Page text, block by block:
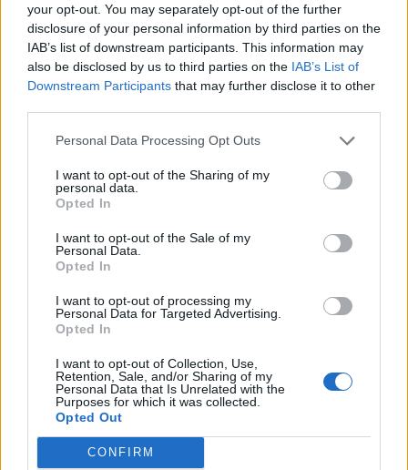
your opt-out. You may separately opt-out of the further
disclosure of your personal information by third parties on the
IAB’s list of downstream participants. This information may
also be disclosed by us to third parties on the IAB’s List of
Downstream Participants that may further disclose it to other
Personal Data Processing Opt Outs
I want to opt-out of the Sharing of my
personal data.
Opted In
I want to opt-out of the Sale of my
Personal Data.
Opted In
I want to opt-out of processing my
Personal Data for Targeted Advertising.
Opted In
I want to opt-out of Collection, Use,
Retention, Sale, and/or Sharing of my
Personal Data that Is Unrelated with the
Purposes for which it was collected.
Opted Out
CONFIRM
«Μια συνεργασία με βαθύ συμβολισμό λόγω του
Πετράκη, που ενώνει το παρελθόν με το μέλλον,
βασισμένη στην πίστη, την ιστορική μνήμη και τον
πολιτισμό.», ανέφερε χαρακτηριστικά ο κος
Κούλης. Κλείνοντας συνεχάρη τον Πρόεδρο, το
Αδελφότητας για το πολυσχιδές και ουσιαστικό
τους έργο, διαβεβαιώνοντας ότι η Δημοτική Αρχή
θα στέκεται σταθερά αρωγός σε κάθε πρωτοβουλία
που αναδεικνύει τον τόπο και υπηρετεί τον
άνθρωπο. Παράλληλα, ευχήθηκε το νέο έτος να
είναι γεμάτο υγεία, δημιουργικότητα και δράσεις
που κρατούν ζωντανή την ταυτότητα, την ιστορία